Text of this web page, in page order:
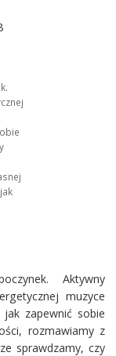
Aktywny
muzyce
zapewnić sobie
rozmawiamy z
sprawdzamy, czy